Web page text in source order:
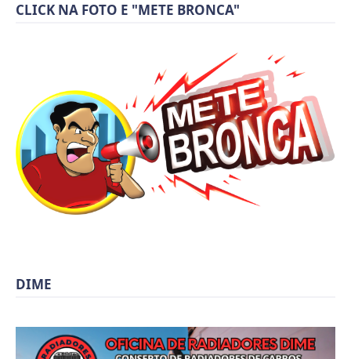
CLICK NA FOTO E "METE BRONCA"
DIME